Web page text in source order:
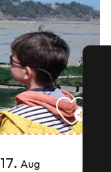
17. Aug